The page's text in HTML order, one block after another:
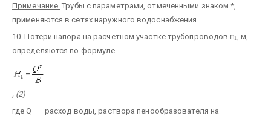
Примечание. Трубы с параметрами, отмеченными знаком *,
применяются в сетях наружного водоснабжения.
10. Потери напора на расчетном участке трубопроводовH1
, м,
определяются по формуле
, (2)
где Q – расход воды, раствора пенообразователя на